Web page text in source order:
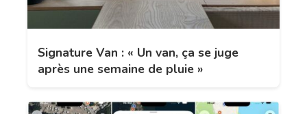
Signature Van : « Un van, ça se juge
après une semaine de pluie »